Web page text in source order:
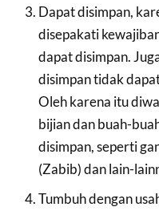
Dapat disimpan,
disepakati
dapat disimpan.
disimpan tidak
Oleh karena itu
bijian dan buah-
disimpan, seperti
(Zabib) dan lain-
Tumbuh dengan